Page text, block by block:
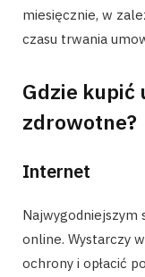
miesięcznie, w
czasu trwania
Gdzie kupić
zdrowotne?
Internet
Najwygodniejszym
online. Wystarczy
ochrony i opłacić